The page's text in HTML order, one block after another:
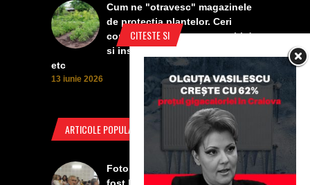
CITESTE SI
Cum ne "otravesc" magazinele
de protectia plantelor. Ceri
contra manei, vanzatoarea iti da
si insecticid, pentru dezvoltare,
etc
13 iunie 2026
ARTICOLE POPULARE
Foto Izbiceni - Lumea buna a
fost la concertul lui Tudor